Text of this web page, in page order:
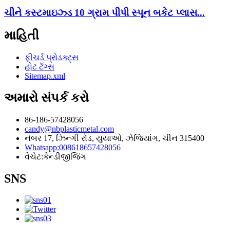
ચીને કસ્ટમાઇઝ્ડ 10 ગ્રામ પીપી સ્પૂન બકેટ પ્લાસ...
માહિતી
ફીચર્ડ પ્રોડક્ટ્સ
હોટ ટૅગ્સ
Sitemap.xml
અમારો સંપર્ક કરો
86-186-57428056
candy@nbplasticmetal.com
નંબર 17, ઝિન્ગી રોડ, યુયાઓ, ઝેજિયાંગ, ચીન 315400
Whatsapp:008618657428056
વેચેટ:કેન્ડીજીજિંગ
SNS